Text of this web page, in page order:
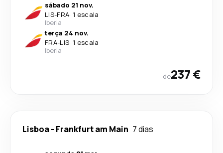
sábado 21 nov.
LIS-FRA· 1 escala
Iberia
terça 24 nov.
FRA-LIS· 1 escala
Iberia
de237 €
Lisboa- Frankfurt am Main 7 dias